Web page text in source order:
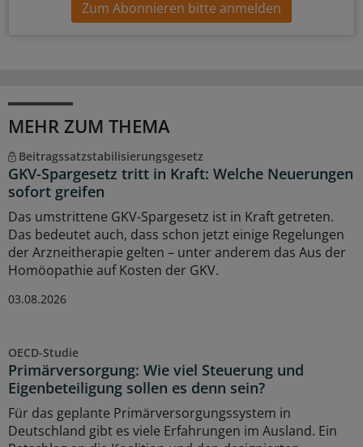
Zum Abonnieren bitte anmelden
MEHR ZUM THEMA
Beitragssatzstabilisierungsgesetz
GKV-Spargesetz tritt in Kraft: Welche Neuerungen
sofort greifen
Das umstrittene GKV-Spargesetz ist in Kraft getreten.
Das bedeutet auch, dass schon jetzt einige Regelungen
der Arzneitherapie gelten – unter anderem das Aus der
Homöopathie auf Kosten der GKV.
03.08.2026
OECD-Studie
Primärversorgung: Wie viel Steuerung und
Eigenbeteiligung sollen es denn sein?
Für das geplante Primärversorgungssystem in
Deutschland gibt es viele Erfahrungen im Ausland. Ein